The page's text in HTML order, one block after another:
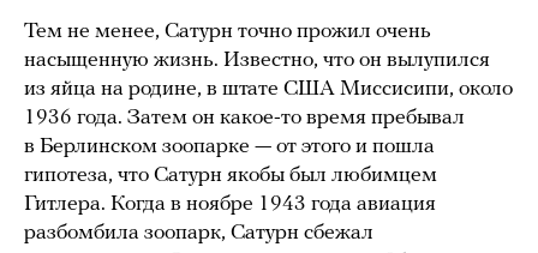
Тем не менее, Сатурн точно прожил очень
насыщенную жизнь. Известно, что он вылупился
из яйца на родине, в штате США Миссисипи, около
1936 года. Затем он какое-то время пребывал
в Берлинском зоопарке — от этого и пошла
гипотеза, что Сатурн якобы был любимцем
Гитлера. Когда в ноябре 1943 года авиация
разбомбила зоопарк, Сатурн сбежал